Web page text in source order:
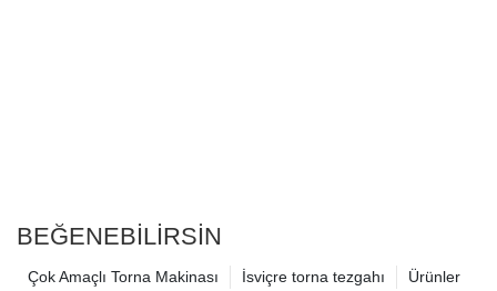
BEĞENEBILIRSIN
Ürünler
İsviçre torna tezgahı
Çok Amaçlı Torna Makinası